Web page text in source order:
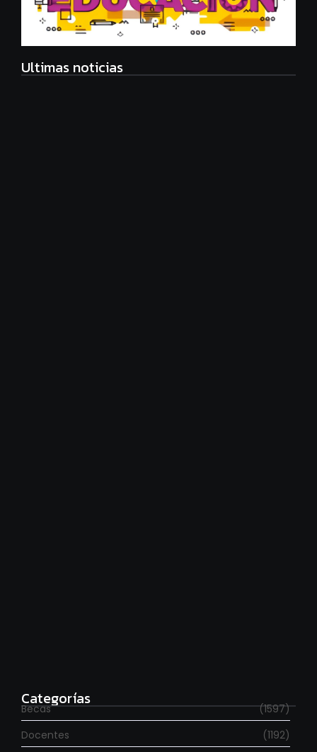
Ultimas noticias
Categorías
Becas
(1597)
Docentes
(1192)